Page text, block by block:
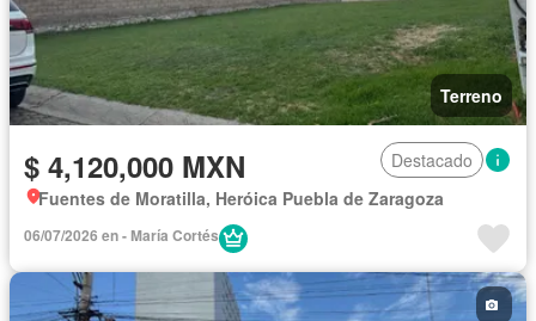
Terreno
$ 4,120,000 MXN
Destacado
Fuentes de Moratilla, Heróica Puebla de Zaragoza
06/07/2026 en - María Cortés